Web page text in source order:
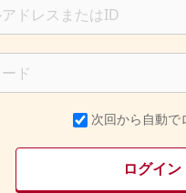
次回から自動で